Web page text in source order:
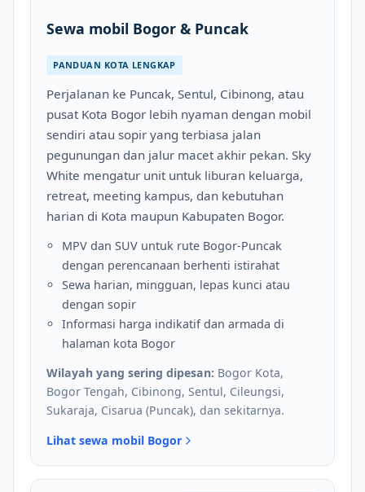
Sewa mobil Bogor & Puncak
PANDUAN KOTA LENGKAP
Perjalanan ke Puncak, Sentul, Cibinong, atau
pusat Kota Bogor lebih nyaman dengan mobil
sendiri atau sopir yang terbiasa jalan
pegunungan dan jalur macet akhir pekan. Sky
White mengatur unit untuk liburan keluarga,
retreat, meeting kampus, dan kebutuhan
harian di Kota maupun Kabupaten Bogor.
MPV dan SUV untuk rute Bogor-Puncak
dengan perencanaan berhenti istirahat
Sewa harian, mingguan, lepas kunci atau
dengan sopir
Informasi harga indikatif dan armada di
halaman kota Bogor
Wilayah yang sering dipesan: Bogor Kota,
Bogor Tengah, Cibinong, Sentul, Cileungsi,
Sukaraja, Cisarua (Puncak), dan sekitarnya.
Lihat sewa mobil Bogor